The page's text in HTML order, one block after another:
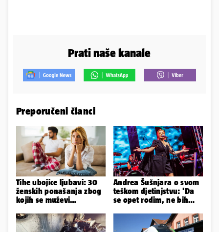
Prati naše kanale
Preporučeni članci
Tihe ubojice ljubavi: 30
ženskih ponašanja zbog
kojih se muževi
Andrea Šušnjara o svom
teškom djetinjstvu: 'Da
se opet rodim, ne bih